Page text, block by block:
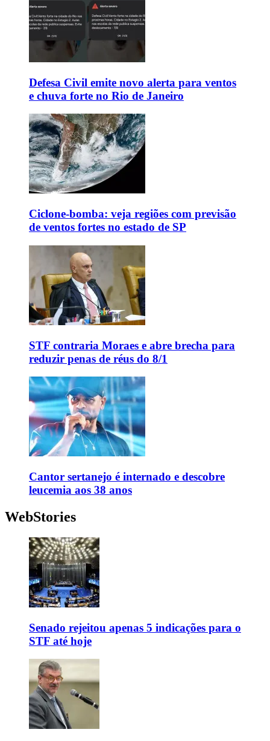
Defesa Civil emite novo alerta para ventos
e chuva forte no Rio de Janeiro
Ciclone-bomba: veja regiões com previsão
de ventos fortes no estado de SP
STF contraria Moraes e abre brecha para
reduzir penas de réus do 8/1
Cantor sertanejo é internado e descobre
leucemia aos 38 anos
WebStories
Senado rejeitou apenas 5 indicações para o
STF até hoje